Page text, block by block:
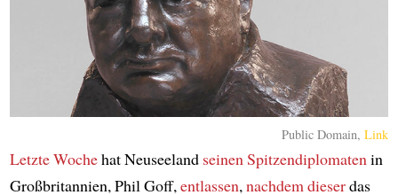
Public Domain,Link
Letzte Wochehat Neuseeland seinen Spitzendiplomatenin
Großbritannien, Phil Goff,entlassen,nachdem dieserdas